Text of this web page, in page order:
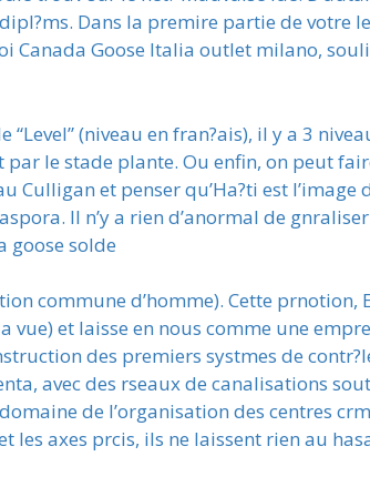
Dans la premire partie de votre
Canada Goose Italia outlet milano,
(niveau en fran?ais), il y a 3
le stade plante. Ou enfin, on peut
et penser qu’Ha?ti est l’image
Il n’y a rien d’anormal de
goose solde
commune d’homme). Cette prnotion,
et laisse en nous comme une
des premiers systmes de
avec des rseaux de canalisations
de l’organisation des centres
axes prcis, ils ne laissent rien au